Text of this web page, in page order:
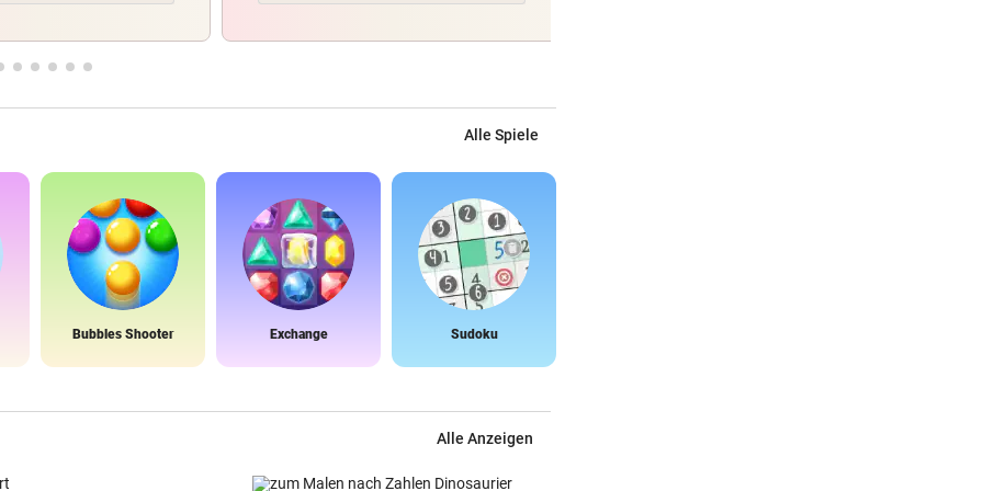
Alle Spiele
Bubbles Shooter Exchange Sudoku
Alle Anzeigen